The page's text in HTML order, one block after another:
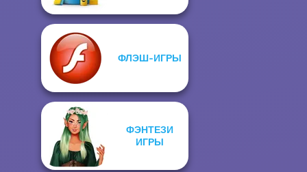
ФЛЭШ-ИГРЫ
ФЭНТЕЗИ
ИГРЫ